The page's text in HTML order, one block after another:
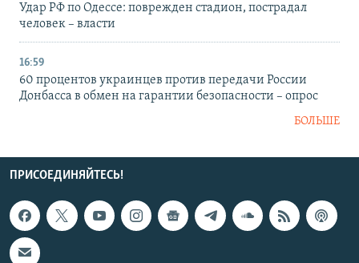
Удар РФ по Одессе: поврежден стадион, пострадал
человек – власти
16:59
60 процентов украинцев против передачи России
Донбасса в обмен на гарантии безопасности – опрос
БОЛЬШЕ
ПРИСОЕДИНЯЙТЕСЬ!